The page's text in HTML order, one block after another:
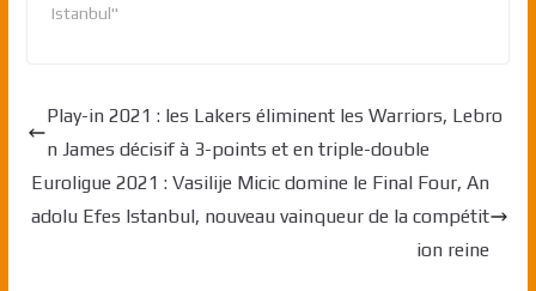
Istanbul"
Play-in 2021 : les Lakers éliminent les Warriors, Lebro
n James décisif à 3-points et en triple-double
Euroligue 2021 : Vasilije Micic domine le Final Four, An
adolu Efes Istanbul, nouveau vainqueur de la compétit
ion reine